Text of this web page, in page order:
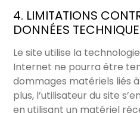
4. LIMITATIONS
DONNÉES
Le site utilise la
Internet ne pourra être
dommages matériels liés à
plus, l’utilisateur du site
en utilisant un matériel